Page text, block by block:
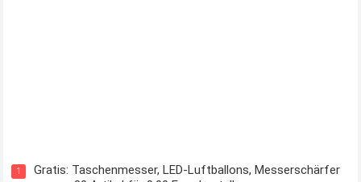
1
Gratis: Taschenmesser, LED-Luftballons, Messerschärfer